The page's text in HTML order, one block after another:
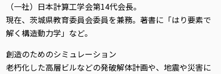
（一社）日本計算工学会第14代会長。
現在、茨城県教育委員会委員を兼務。著書に「はり要素で
解く構造動力学」など。
創造のためのシミュレーション
老朽化した高層ビルなどの発破解体計画や、地震や災害に